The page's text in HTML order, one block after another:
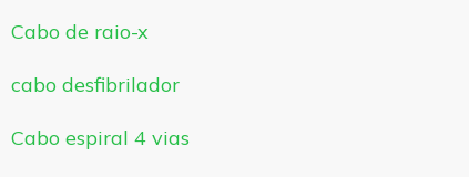
Cabo de raio-x
cabo desfibrilador
Cabo espiral 4 vias